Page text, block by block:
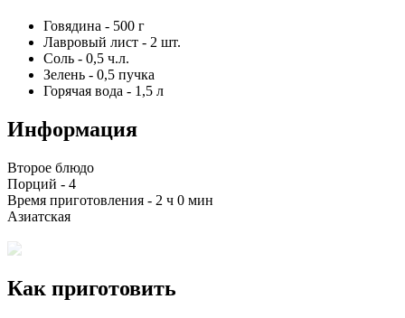
Говядина - 500 г
Лавровый лист - 2 шт.
Соль - 0,5 ч.л.
Зелень - 0,5 пучка
Горячая вода - 1,5 л
Информация
Второе блюдо
Порций - 4
Время приготовления - 2 ч 0 мин
Азиатская
Как приготовить